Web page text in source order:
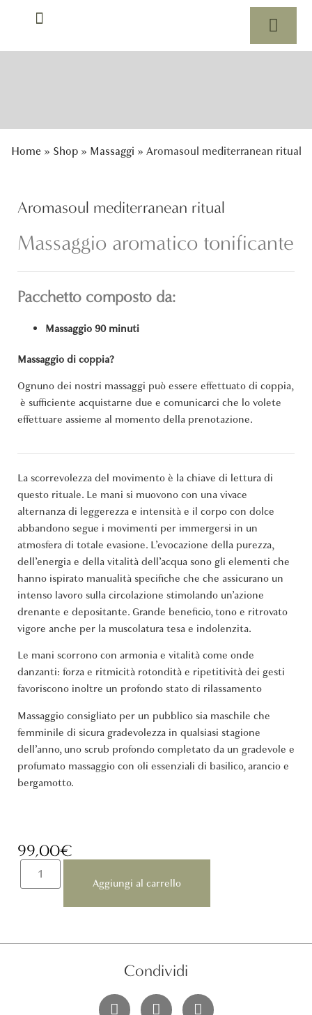
Home» Shop» Massaggi » Aromasoul mediterranean ritual
Aromasoul mediterranean ritual
Massaggio aromatico tonificante
Pacchetto composto da:
Massaggio 90 minuti
Massaggio di coppia?
Ognuno dei nostri massaggi può essere effettuato di coppia,
è sufficiente acquistarne due e comunicarci che lo volete
effettuare assieme al momento della prenotazione.
La scorrevolezza del movimento è la chiave di lettura di
questo rituale. Le mani si muovono con una vivace
alternanza di leggerezza e intensità e il corpo con dolce
abbandono segue i movimenti per immergersi in un
atmosfera di totale evasione. L’evocazione della purezza,
dell’energia e della vitalità dell’acqua sono gli elementi che
hanno ispirato manualità specifiche che che assicurano un
intenso lavoro sulla circolazione stimolando un’azione
drenante e depositante. Grande beneficio, tono e ritrovato
vigore anche per la muscolatura tesa e indolenzita.
Le mani scorrono con armonia e vitalità come onde
danzanti: forza e ritmicità rotondità e ripetitività dei gesti
favoriscono inoltre un profondo stato di rilassamento
Massaggio consigliato per un pubblico sia maschile che
femminile di sicura gradevolezza in qualsiasi stagione
dell’anno, uno scrub profondo completato da un gradevole e
profumato massaggio con oli essenziali di basilico, arancio e
bergamotto.
99,00€
Aggiungi al carrello
Condividi